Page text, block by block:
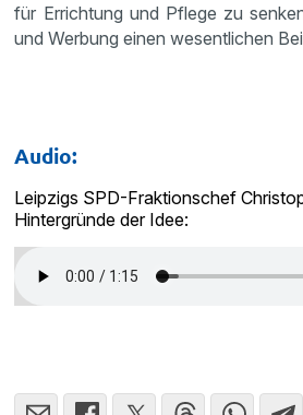
für Errichtung und Pflege zu
und Werbung einen wesentlichen
Audio:
Leipzigs SPD-Fraktionschef
Hintergründe der Idee: